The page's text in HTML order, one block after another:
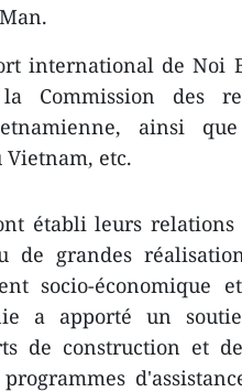
international de Noi
Commission des
ainsi que
Vietnam, etc.
établi leurs relations
de grandes
socio-économique
a apporté un
de construction et